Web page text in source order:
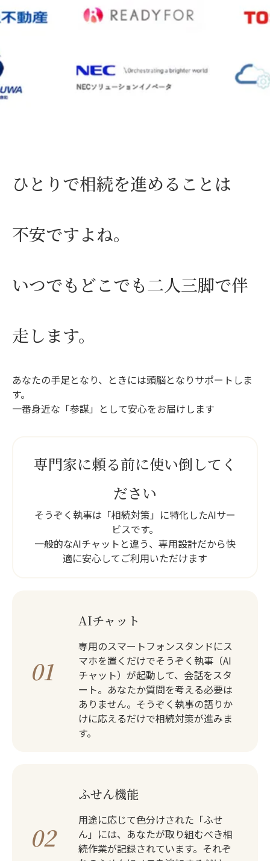
ひとりで相続を進めることは
不安ですよね。
いつでもどこでも二人三脚で伴
走します。
あなたの手足となり、ときには頭脳となりサポートしま
す。
一番身近な「参謀」として安心をお届けします
専門家に頼る前に使い倒してく
ださい
そうぞく執事は「相続対策」に特化したAIサー
ビスです。
一般的なAIチャットと違う、専用設計だから快
適に安心してご利用いただけます
01
AIチャット
専用のスマートフォンスタンドにス
マホを置くだけでそうぞく執事（AI
チャット）が起動して、会話をスタ
ート。あなたか質問を考える必要は
ありません。そうぞく執事の語りか
けに応えるだけで相続対策が進みま
す。
02
ふせん機能
用途に応じて色分けされた「ふせ
ん」には、あなたが取り組むべき相
続作業が記録されています。それぞ